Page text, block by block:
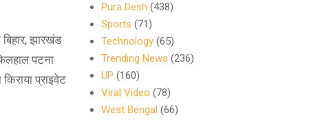
बिहार, झारखंड
पटना
प्राइवेट
Pura Desh (438)
Sports (71)
Technology(65)
Trending News (236)
UP (160)
Viral Video (78)
West Bengal (66)